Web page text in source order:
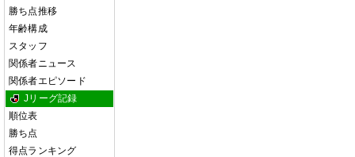
勝ち点推移
年齢構成
スタッフ
関係者ニュース
関係者エピソード
Jリーグ記録
順位表
勝ち点
得点ランキング